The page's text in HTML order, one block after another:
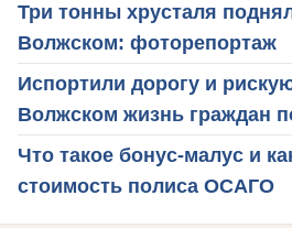
Три тонны хрусталя
Волжском: фоторепортаж
Испортили дорогу и
Волжском жизнь граждан
Что такое бонус-малус и
стоимость полиса ОСАГО